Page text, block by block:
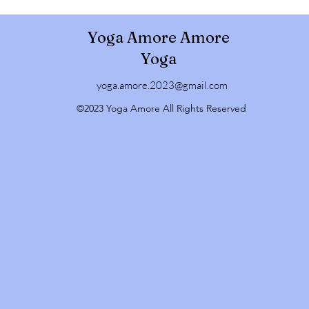
課程取消後會將堂數退還給您✔️請假【請於開課前24小時以上
支付若未如期出席，將取消您的體驗資格與優惠．上課前，避
續，所有課程將準時開始。課程開始5分鐘後，請勿任意進入
瑜伽墊及上課用輔具，請珍惜使用，若有損壞照市價賠償，請
機）、毛巾、個人物品及手機 (請關靜音)，課堂進行中，非官
Yoga Amore Amore
Yoga
yoga.amore.2023@gmail.com
©2023 Yoga Amore All Rights Reserved